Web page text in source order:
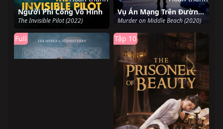
Người Phi Công Vô Hình
The Invisible Pilot (2022)
Vụ Án Mạng Trên Đường Middle Beach
Murder on Middle Beach (2020)
Full Tập 10